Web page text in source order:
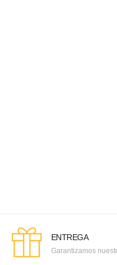
ENTREGA
Garantizamos